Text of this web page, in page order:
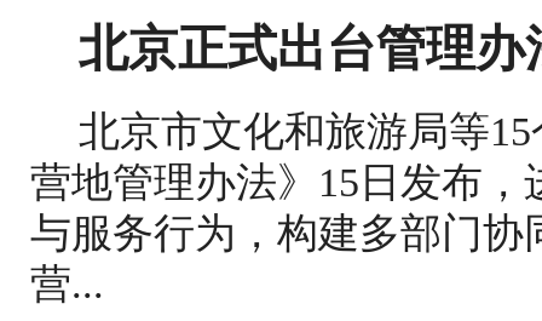
北京正式出台管理
北京市文化和旅游局等
营地管理办法》15日发布
与服务行为，构建多部门
营...